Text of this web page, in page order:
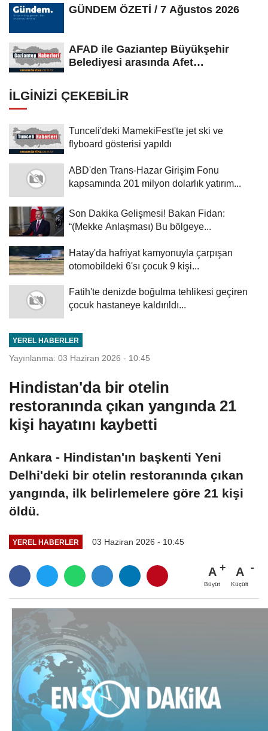
GÜNDEM ÖZETİ / 7 Ağustos 2026
AFAD ile Gaziantep Büyükşehir
Belediyesi arasında Afet
İLGINIZI ÇEKEBILIR
Tunceli'deki MamekiFest'te jet ski ve
flyboard gösterisi yapıldı
ABD'den Trans-Hazar Girişim Fonu
kapsamında 201 milyon dolarlık yatırım...
Son Dakika Gelişmesi! Bakan Fidan:
“(Mekke Anlaşması) Bu bölgeye...
Hatay'da hafriyat kamyonuyla çarpışan
otomobildeki 6'sı çocuk 9 kişi...
Fatih'te denizde boğulma tehlikesi geçiren
çocuk hastaneye kaldırıldı...
YEREL HABERLER
Yayınlanma: 03 Haziran 2026 - 10:45
Hindistan'da bir otelin
restoranında çıkan yangında 21
kişi hayatını kaybetti
Ankara - Hindistan'ın başkenti Yeni
Delhi'deki bir otelin restoranında çıkan
yangında, ilk belirlemelere göre 21 kişi
öldü.
YEREL HABERLER 03 Haziran 2026 - 10:45
A
Büyüt
A
Küçült